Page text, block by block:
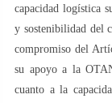
capacidad logística
y sostenibilidad del
compromiso del
su apoyo a la
cuanto a la